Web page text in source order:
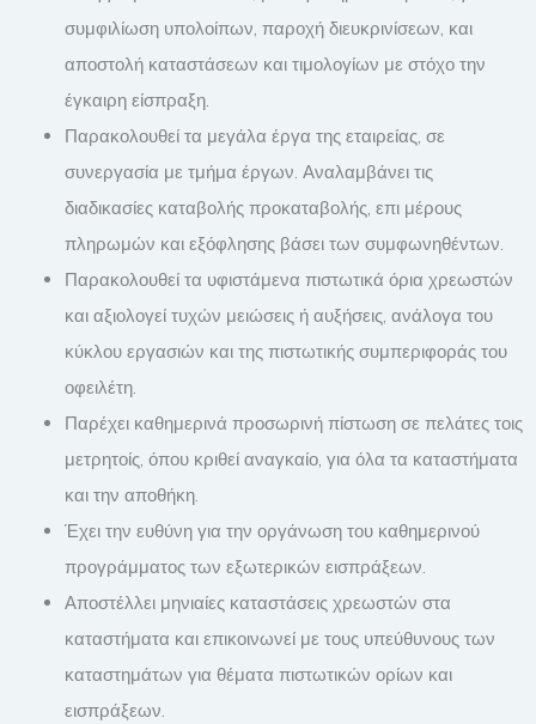
συμφιλίωση υπολοίπων, παροχή διευκρινίσεων, και
αποστολή καταστάσεων και τιμολογίων με στόχο την
έγκαιρη είσπραξη.
Παρακολουθεί τα μεγάλα έργα της εταιρείας, σε
συνεργασία με τμήμα έργων. Αναλαμβάνει τις
διαδικασίες καταβολής προκαταβολής, επι μέρους
πληρωμών και εξόφλησης βάσει των συμφωνηθέντων.
Παρακολουθεί τα υφιστάμενα πιστωτικά όρια χρεωστών
και αξιολογεί τυχών μειώσεις ή αυξήσεις, ανάλογα του
κύκλου εργασιών και της πιστωτικής συμπεριφοράς του
οφειλέτη.
Παρέχει καθημερινά προσωρινή πίστωση σε πελάτες τοις
μετρητοίς, όπου κριθεί αναγκαίο, για όλα τα καταστήματα
και την αποθήκη.
Έχει την ευθύνη για την οργάνωση του καθημερινού
προγράμματος των εξωτερικών εισπράξεων.
Αποστέλλει μηνιαίες καταστάσεις χρεωστών στα
καταστήματα και επικοινωνεί με τους υπεύθυνους των
καταστημάτων για θέματα πιστωτικών ορίων και
εισπράξεων.